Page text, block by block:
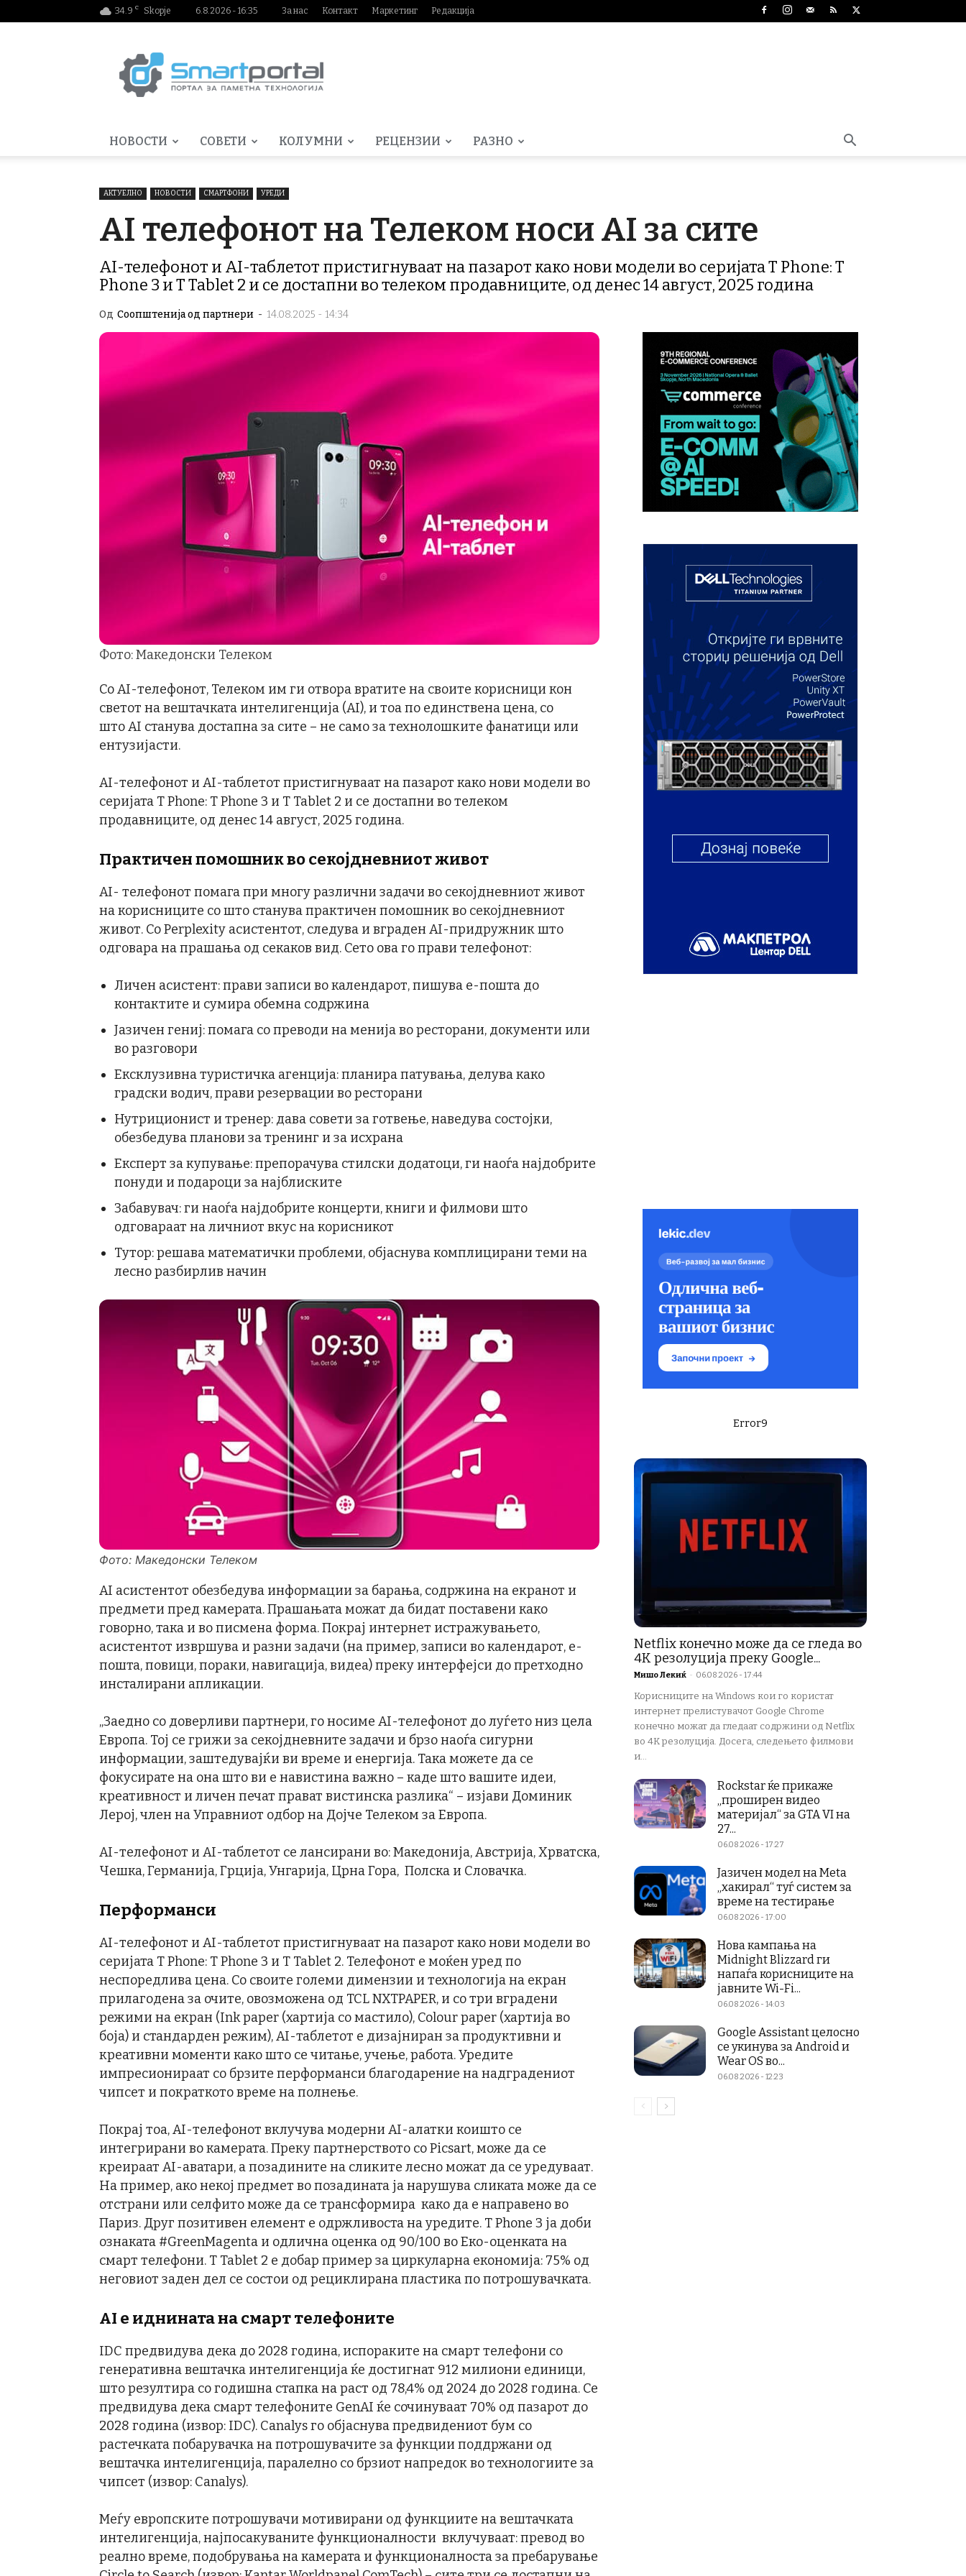
34.9 C Skopje 6.8.2026 - 16:35 За нас Контакт Маркетинг Редакција
НОВОСТИ СОВЕТИ КОЛУМНИ РЕЦЕНЗИИ РАЗНО
АКТУЕЛНО НОВОСТИ СМАРТФОНИ УРЕДИ
AI телефонот на Телеком носи AI за сите
AI-телефонот и AI-таблетот пристигнуваат на пазарот како нови модели во серијата T Phone: T
Phone 3 и T Tablet 2 и се достапни во телеком продавниците, од денес 14 август, 2025 година
Од Соопштенија од партнери - 14.08.2025 - 14:34
Фото: Македонски Телеком
Со AI-телефонот, Телеком им ги отвора вратите на своите корисници кон
светот на вештачката интелигенција (AI), и тоа по единствена цена, со
што AI станува достапна за сите – не само за технолошките фанатици или
ентузијасти.
AI-телефонот и AI-таблетот пристигнуваат на пазарот како нови модели во
серијата T Phone: T Phone 3 и T Tablet 2 и се достапни во телеком
продавниците, од денес 14 август, 2025 година.
Практичен помошник во секојдневниот живот
AI- телефонот помага при многу различни задачи во секојдневниот живот
на корисниците со што станува практичен помошник во секојдневниот
живот. Со Perplexity асистентот, следува и вграден AI-придружник што
одговара на прашања од секаков вид. Сето ова го прави телефонот:
Личен асистент: прави записи во календарот, пишува е-пошта до
контактите и сумира обемна содржина
Јазичен гениј: помага со преводи на менија во ресторани, документи или
во разговори
Ексклузивна туристичка агенција: планира патувања, делува како
градски водич, прави резервации во ресторани
Нутриционист и тренер: дава совети за готвење, наведува состојки,
обезбедува планови за тренинг и за исхрана
Експерт за купување: препорачува стилски додатоци, ги наоѓа најдобрите
понуди и подароци за најблиските
Забавувач: ги наоѓа најдобрите концерти, книги и филмови што
одговараат на личниот вкус на корисникот
Тутор: решава математички проблеми, објаснува комплицирани теми на
лесно разбирлив начин
Фото: Македонски Телеком
AI асистентот обезбедува информации за барања, содржина на екранот и
предмети пред камерата. Прашањата можат да бидат поставени како
говорно, така и во писмена форма. Покрај интернет истражувањето,
асистентот извршува и разни задачи (на пример, записи во календарот, е-
пошта, повици, пораки, навигација, видеа) преку интерфејси до претходно
инсталирани апликации.
„Заедно со доверливи партнери, го носиме AI-телефонот до луѓето низ цела
Европа. Тој се грижи за секојдневните задачи и брзо наоѓа сигурни
информации, заштедувајќи ви време и енергија. Така можете да се
фокусирате на она што ви е навистина важно – каде што вашите идеи,
креативност и личен печат прават вистинска разлика“ – изјави Доминик
Лерој, член на Управниот одбор на Дојче Телеком за Европа.
AI-телефонот и AI-таблетот се лансирани во: Македонија, Австрија, Хрватска,
Чешка, Германија, Грција, Унгарија, Црна Гора, Полска и Словачка.
Перформанси
AI-телефонот и AI-таблетот пристигнуваат на пазарот како нови модели во
серијата T Phone: T Phone 3 и T Tablet 2. Телефонот е моќен уред по
неспоредлива цена. Со своите големи димензии и технологија на екран
прилагодена за очите, овозможена од TCL NXTPAPER, и со три вградени
режими на екран (Ink paper (хартија со мастило), Colour paper (хартија во
боја) и стандарден режим), AI-таблетот е дизајниран за продуктивни и
креативни моменти како што се читање, учење, работа. Уредите
импресионираат со брзите перформанси благодарение на надградениот
чипсет и пократкото време на полнење.
Покрај тоа, AI-телефонот вклучува модерни AI-алатки коишто се
интегрирани во камерата. Преку партнерството со Picsart, може да се
креираат AI-аватари, а позадините на сликите лесно можат да се уредуваат.
На пример, ако некој предмет во позадината ја нарушува сликата може да се
отстрани или селфито може да се трансформира како да е направено во
Париз. Друг позитивен елемент е одржливоста на уредите. T Phone 3 ја доби
ознаката #GreenMagenta и одлична оценка од 90/100 во Еко-оценката на
смарт телефони. T Tablet 2 е добар пример за циркуларна економија: 75% од
неговиот заден дел се состои од рециклирана пластика по потрошувачката.
AI е иднината на смарт телефоните
IDC предвидува дека до 2028 година, испораките на смарт телефони со
генеративна вештачка интелигенција ќе достигнат 912 милиони единици,
што резултира со годишна стапка на раст од 78,4% од 2024 до 2028 година. Се
предвидува дека смарт телефоните GenAI ќе сочинуваат 70% од пазарот до
2028 година (извор: IDC). Canalys го објаснува предвидениот бум со
растечката побарувачка на потрошувачите за функции поддржани од
вештачка интелигенција, паралелно со брзиот напредок во технологиите за
чипсет (извор: Canalys).
Меѓу европските потрошувачи мотивирани од функциите на вештачката
интелигенција, најпосакуваните функционалности вклучуваат: превод во
реално време, подобрувања на камерата и функционалноста за пребарување
Error9
Netflix конечно може да се гледа во
4K резолуција преку Google...
Мишо Лекиќ - 06.08.2026 - 17:44
Корисниците на Windows кои го користат
интернет прелистувачот Google Chrome
конечно можат да гледаат содржини од Netflix
во 4K резолуција. Досега, следењето филмови
и...
Rockstar ќе прикаже
„проширен видео
материјал“ за GTA VI на
27...
06.08.2026 - 17:27
Јазичен модел на Meta
„хакирал“ туѓ систем за
време на тестирање
06.08.2026 - 17:00
Нова кампања на
Midnight Blizzard ги
напаѓа корисниците на
јавните Wi-Fi...
06.08.2026 - 14:03
Google Assistant целосно
се укинува за Android и
Wear OS во...
06.08.2026 - 12:23